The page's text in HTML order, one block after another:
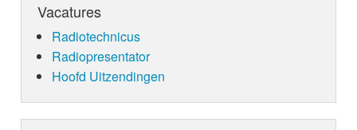
Vacatures
Radiotechnicus
Radiopresentator
Hoofd Uitzendingen